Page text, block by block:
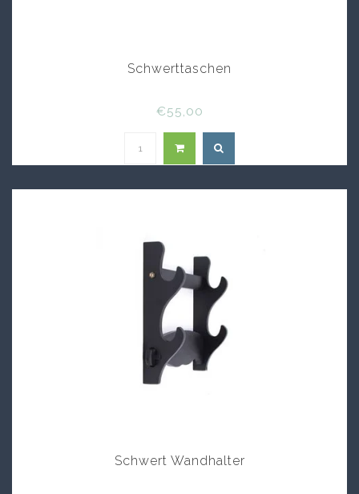
Schwerttaschen
€55,00
Schwert Wandhalter